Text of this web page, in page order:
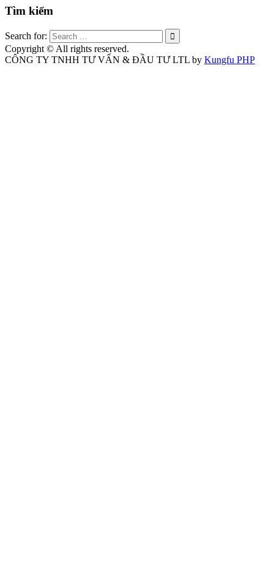
Tìm kiếm
Search for:
Copyright © All rights reserved.
CÔNG TY TNHH TƯ VẤN & ĐẦU TƯ LTL by Kungfu PHP